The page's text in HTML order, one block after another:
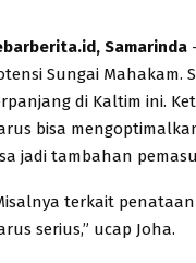
Samarinda
Sungai Mahakam.
di Kaltim ini.
bisa
jadi tambahan
terkait
serius,” ucap Joha.